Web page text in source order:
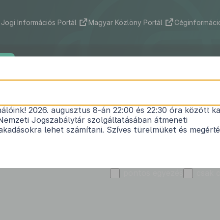
Információs Portál Magyar Közlöny Portál
Királyegyháza Község
Szó vagy kifejezés
2026. augusztus 8-án 22:00 és 22:30 óra között
Jogszabálytár szolgáltatásában átmeneti
lehet számítani. Szíves türelmüket és